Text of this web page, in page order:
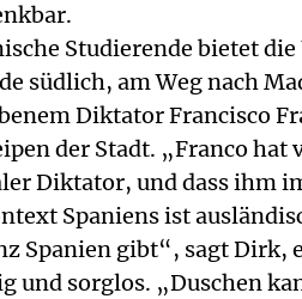
Studierende bietet
südlich, am Weg nach
Diktator Francisco
der Stadt. „Franco
Diktator, und dass ihm
Spaniens ist
Spanien gibt“, sagt Dirk,
und sorglos. „Duschen